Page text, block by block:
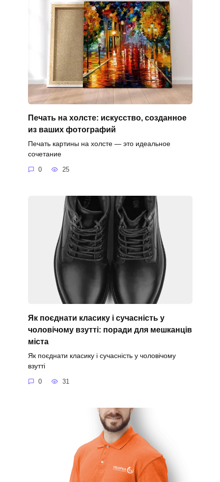
Печать на холсте: искусство, созданное
из ваших фотографий
Печать картины на холсте — это идеальное
сочетание
0 25
Як поєднати класику і сучасність у
чоловічому взутті: поради для мешканців
міста
Як поєднати класику і сучасність у чоловічому
взутті
0 31